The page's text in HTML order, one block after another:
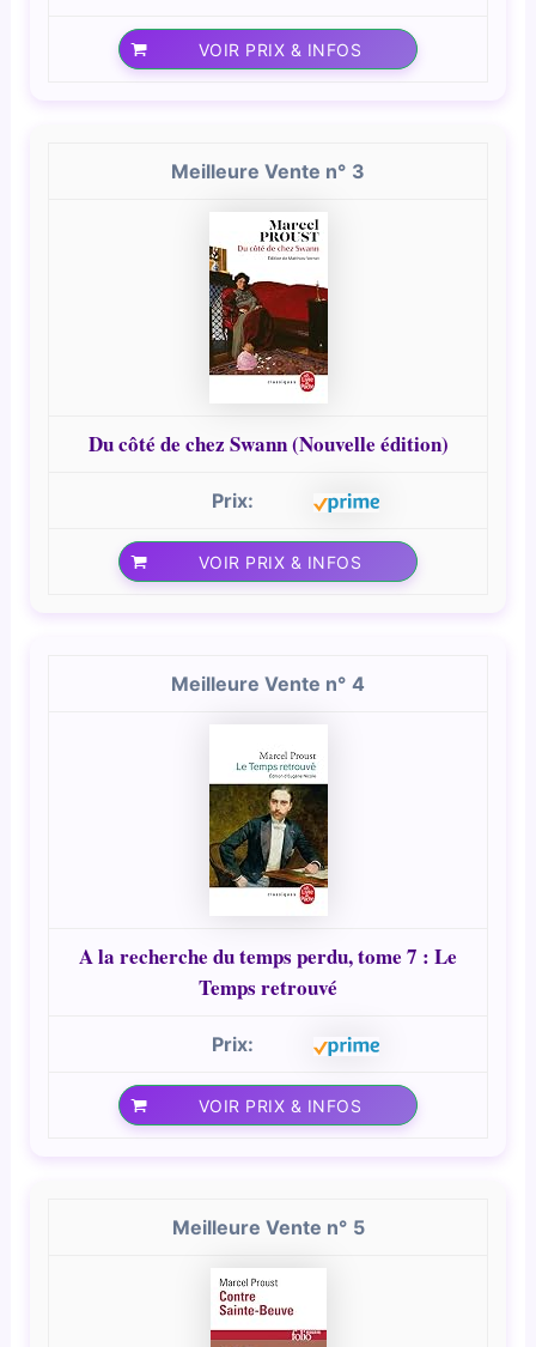
VOIR PRIX & INFOS
3
Du côté de chez Swann (Nouvelle édition)
VOIR PRIX & INFOS
4
A la recherche du temps perdu, tome 7 : Le
Temps retrouvé
VOIR PRIX & INFOS
5